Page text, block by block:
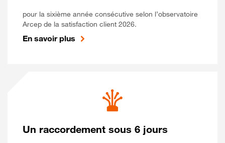
pour la sixième année consécutive selon l’observatoire
Arcep de la satisfaction client 2026.
En savoir plus
Un raccordement sous 6 jours